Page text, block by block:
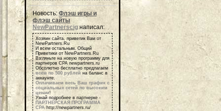
Новость:Флэш игры и
флэш сайты
NewPartnerscig написал:
Хозяин сайта, приветик Вам от
NewPartners.Ru
И всем остальным, Общий
Приветики от NewPartners.Ru
Взгляньте на новую программу для
партнеров СРА newpartners.ru
Обсолютно бесплатно предлагаем
всем по 500 рублей на баланс в
аккаунте.
Оплачиваем весь Ваш трафик с
социальных сетей по высоким
ценам!
Узнай подробнее в партнерке -
ПАРТНЕРСКАЯ ПРОГРАММА
СРАhttp://newpartners.ru/